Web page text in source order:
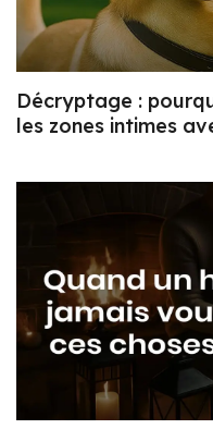
Décryptage :
les zones intimes